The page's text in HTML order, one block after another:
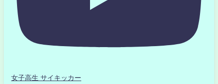
女子高生 サイキッカー